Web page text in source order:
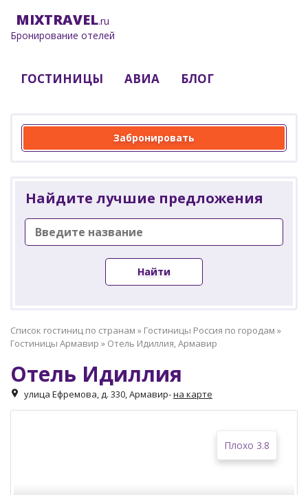
MIXTRAVEL.ru
Бронирование отелей
ГОСТИНИЦЫ АВИА БЛОГ
Забронировать
Найдите лучшие предложения
Найти
Список гостиниц по странам » Гостиницы Россия по городам »
Гостиницы Армавир » Отель Идиллия, Армавир
Отель Идиллия
улица Ефремова, д. 330, Армавир-на карте
Плохо 3.8